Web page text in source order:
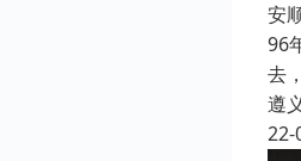
安
96
去
遵
22-